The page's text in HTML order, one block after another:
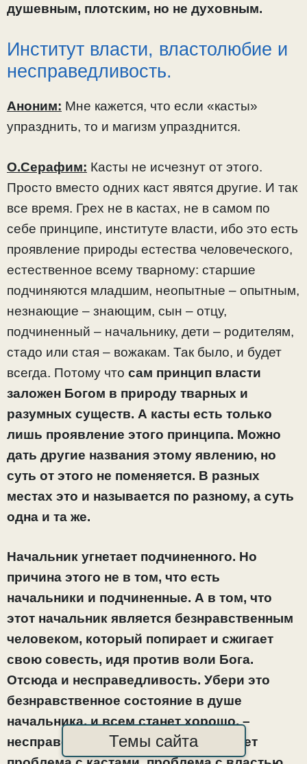
душевным, плотским, но не духовным.
Институт власти, властолюбие и
несправедливость.
Аноним: Мне кажется, что если «касты»
упразднить, то и магизм упразднится.
О.Серафим: Касты не исчезнут от этого.
Просто вместо одних каст явятся другие. И так
все время. Грех не в кастах, не в самом по
себе принципе, институте власти, ибо это есть
проявление природы естества человеческого,
естественное всему тварному: старшие
подчиняются младшим, неопытные – опытным,
незнающие – знающим, сын – отцу,
подчиненный – начальнику, дети – родителям,
стадо или стая – вожакам. Так было, и будет
всегда. Потому что сам принцип власти
заложен Богом в природу тварных и
разумных существ. А касты есть только
лишь проявление этого принципа. Можно
дать другие названия этому явлению, но
суть от этого не поменяется. В разных
местах это и называется по разному, а суть
одна и та же.
Начальник угнетает подчиненного. Но
причина этого не в том, что есть
начальники и подчиненные. А в том, что
этот начальник является безнравственным
человеком, который попирает и сжигает
свою совесть, идя против воли Бога.
Отсюда и несправедливость. Убери это
безнравственное состояние в душе
начальника, и всем станет хорошо, –
несправедливость исчезнет, исчезнет
Темы сайта